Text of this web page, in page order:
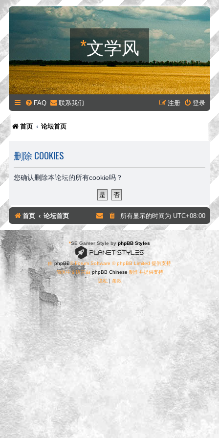
*文学风
FAQ 联系我们 登录
注册
首页 论坛首页
删除 COOKIES
您确认删除本论坛的所有cookie吗？
首页 论坛首页 所有显示的时间为 UTC+08:00
*SE Gamer Style by phpBB Styles
由phpBB® Forum Software © phpBB Limited 提供支持
简体中文语言由 phpBB Chinese制作并提供支持
隐私 | 条款